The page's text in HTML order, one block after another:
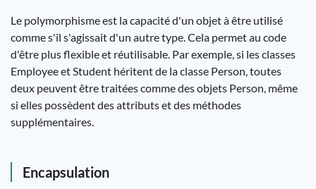
Le polymorphisme est la capacité d'un objet à être utilisé
comme s'il s'agissait d'un autre type. Cela permet au code
d'être plus flexible et réutilisable. Par exemple, si les classes
Employee et Student héritent de la classe Person, toutes
deux peuvent être traitées comme des objets Person, même
si elles possèdent des attributs et des méthodes
supplémentaires.
Encapsulation